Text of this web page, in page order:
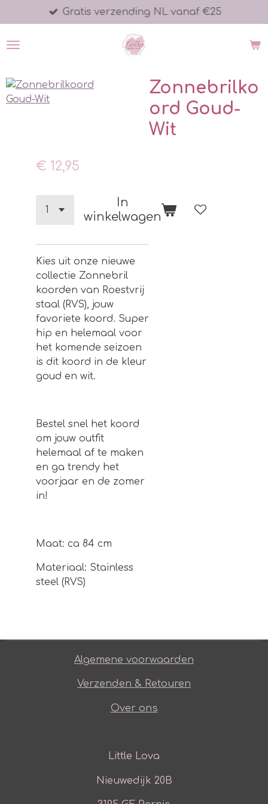
direct
naar
Gratis verzending NL vanaf €25
Zonnebrilko
ord Goud-
Wit
€ 12,95
In
winkelwagen
Kies uit onze nieuwe
collectie Zonnebril
koorden van Roestvrij
staal (RVS), jouw
favoriete koord. Super
hip en helemaal voor
het komende seizoen
is dit koord in de kleur
goud en wit.
Bestel snel het koord
om jouw outfit
helemaal af te maken
en ga trendy het
voorjaar en de zomer
in!
Maat: ca 84 cm
Materiaal: Stainless
steel (RVS)
Algemene voorwaarden
Verzenden & Retouren
Over ons
Little Lova
Nieuwedijk 20B